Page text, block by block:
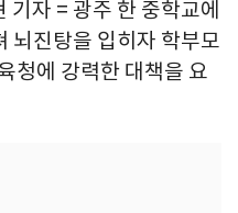
자 = 광주 한 중학교에
뇌진탕을 입히자 학부모
청에 강력한 대책을 요